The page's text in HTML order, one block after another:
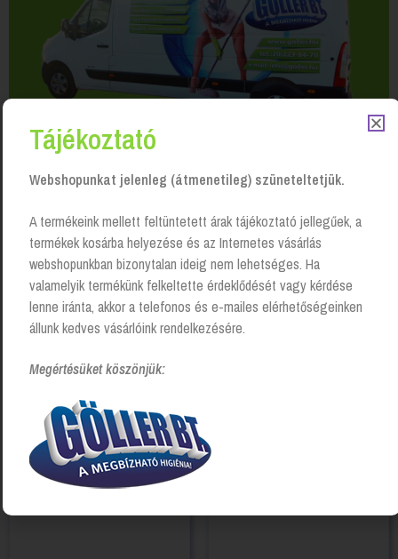
Kapcsolódó Termékek
Tájékoztató
Webshopunkat jelenleg (átmenetileg) szüneteltetjük.
A termékeink mellett feltüntetett árak tájékoztató jellegűek, a
termékek kosárba helyezése és az Internetes vásárlás
webshopunkban bizonytalan ideig nem lehetséges. Ha
valamelyik termékünk felkeltette érdeklődését vagy kérdése
lenne iránta, akkor a telefonos és e-mailes elérhetőségeinken
állunk kedves vásárlóink rendelkezésére.
Megértésüket köszönjük: